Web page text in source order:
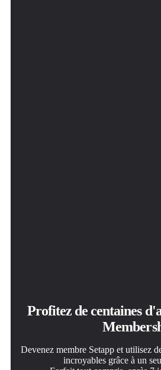
Profitez de centaines
Devenez membre Setapp et utilisez
incroyables grâce à un